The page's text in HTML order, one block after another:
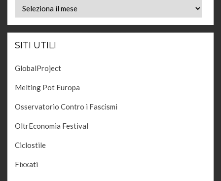
SITI UTILI
GlobalProject
Melting Pot Europa
Osservatorio Contro i Fascismi
OltrEconomia Festival
Ciclostile
Fixxati